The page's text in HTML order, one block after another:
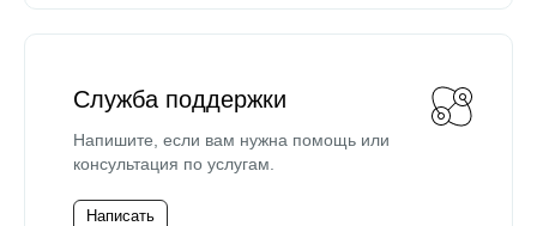
Служба поддержки
Напишите, если вам нужна помощь или
консультация по услугам.
Написать